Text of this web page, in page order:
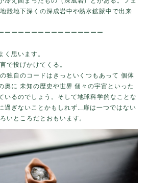
殻地下深くの深成岩中や熱水鉱脈中で出来
ーーーーーーーーーーーーーーー
く思います。
で投げかけてくる。
独自のコードはきっといくつもあって 個体
奥に 未知の歴史や世界 個々の宇宙といった
いるのでしょう。そして地球科学的なことな
過ぎないことかもしれず...扉は一つではない
いところだとおもいます。